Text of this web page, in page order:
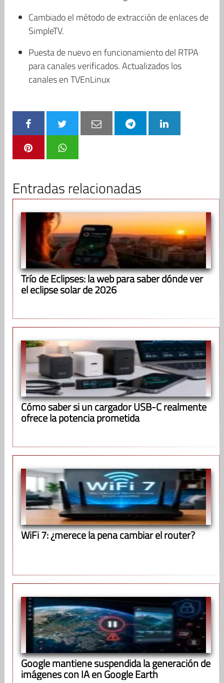
Cambiado el método de extracción de enlaces de
SimpleTV.
Puesta de nuevo en funcionamiento del RTPA
para canales verificados. Actualizados los
canales en TVEnLinux
Entradas relacionadas
Trío de Eclipses: la web para saber dónde ver
el eclipse solar de 2026
Cómo saber si un cargador USB-C realmente
ofrece la potencia prometida
WiFi 7: ¿merece la pena cambiar el router?
Google mantiene suspendida la generación de
imágenes con IA en Google Earth